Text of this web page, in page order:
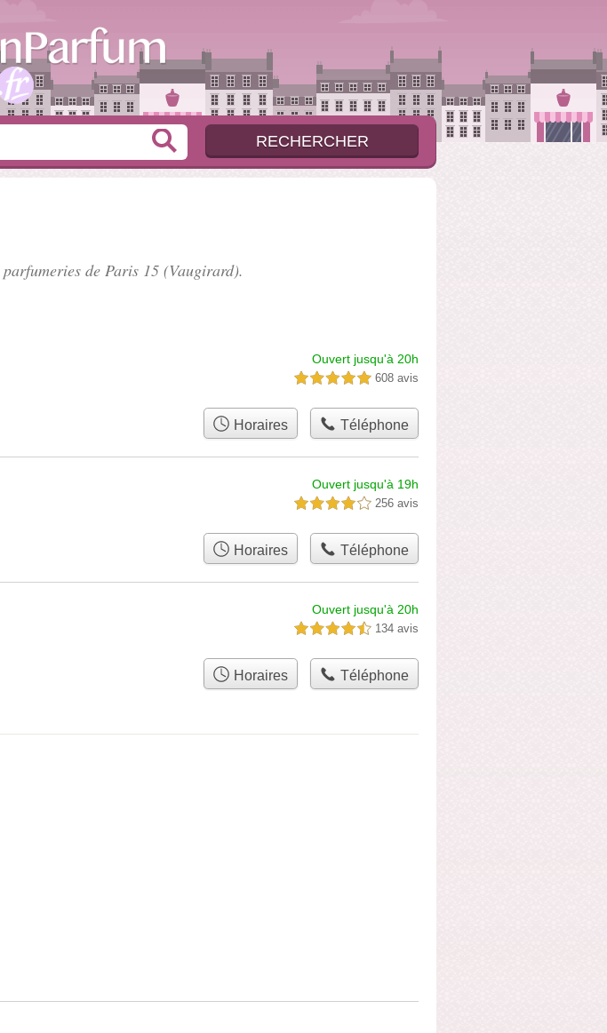
parfumeries de Paris 15 (Vaugirard).
Ouvert jusqu'à 20h
5,0 étoiles sur 5 608 avis
Horaires Téléphone
Ouvert jusqu'à 19h
4,0 étoiles sur 5 256 avis
Horaires Téléphone
Ouvert jusqu'à 20h
4,5 étoiles sur 5 134 avis
Horaires Téléphone